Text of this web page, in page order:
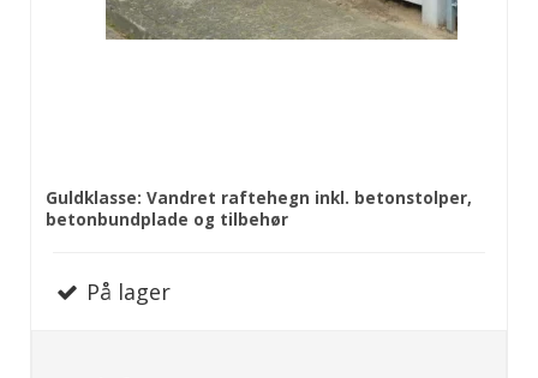
Guldklasse: Vandret raftehegn inkl. betonstolper,
betonbundplade og tilbehør
På lager